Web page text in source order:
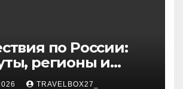
по России:
регионы и
поездок
TRAVELBOX27_